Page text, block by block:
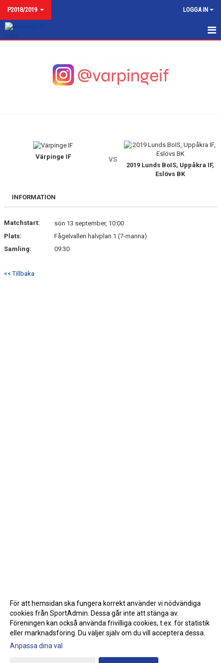
P2018/2019 LOGGA IN
DOKUMENTVärpinge IF vs
2019 Lunds BoIS, Uppåkra IF,
Eslövs BK
INFORMATION
Matchstart:
sön 13 september, 10:00
Plats:
Fågelvallen halvplan 1 (7-manna)
Samling:
09:30
<< Tillbaka
Gå till Webbversion
För att hemsidan ska fungera korrekt använder vi nödvändiga
cookies från SportAdmin. Dessa går inte att stänga av.
Föreningen kan också använda frivilliga cookies, t.ex. för statistik
eller marknadsföring. Du väljer själv om du vill acceptera dessa.
Anpassa dina val